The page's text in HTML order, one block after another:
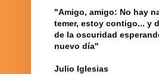
"Amigo, amigo: No hay
temer, estoy contigo... y
de la oscuridad
nuevo día"
Julio Iglesias